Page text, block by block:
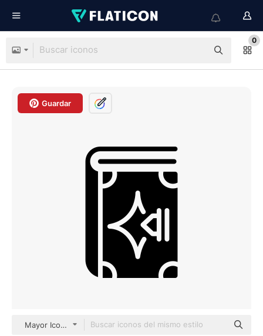
0
Guardar
Mayor Icons black fill